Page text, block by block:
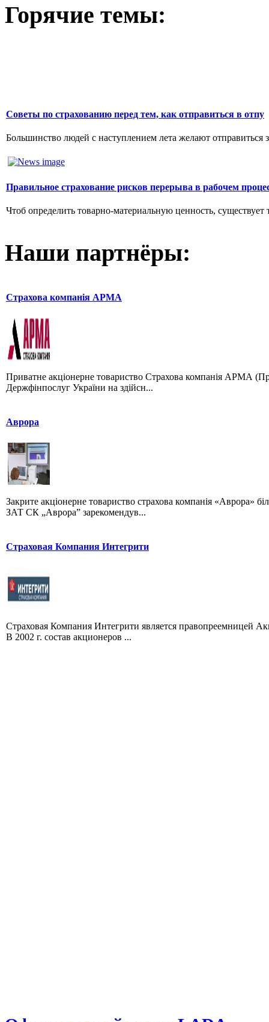
Горячие темы:
Советы по страхованию перед тем, как отправиться в отпу
Большинство людей с наступлением лета желают отправиться
Правильное страхование рисков перерыва в рабочем
Чтоб определить товарно-материальную ценность,
Наши партнёры:
Страхова компанія АРМА
Приватне акціонерне товариство Страхова компанія АРМА
Держфінпослуг України на здійсн...
Аврора
Закрите акціонерне товариство страхова компанія «Аврора»
ЗАТ СК „Аврора” зарекомендув...
Страховая Компания Интегрити
Страховая Компания Интегрити является правопреемницей
В 2002 г. состав акционеров ...